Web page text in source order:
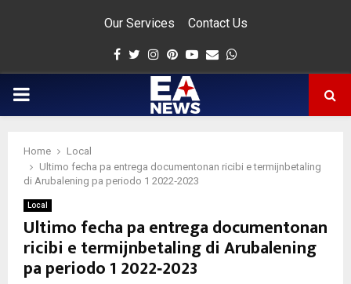
Our Services Contact Us
Facebook
Twitter
Instagram
Pinterest
Youtube
Email
PRIMARY
Home
Local
Ultimo fecha pa entrega documentonan ricibi e termijnbetaling
di Arubalening pa periodo 1 2022‐2023
Local
Ultimo fecha pa entrega documentonan
ricibi e termijnbetaling di Arubalening
pa periodo 1 2022‐2023